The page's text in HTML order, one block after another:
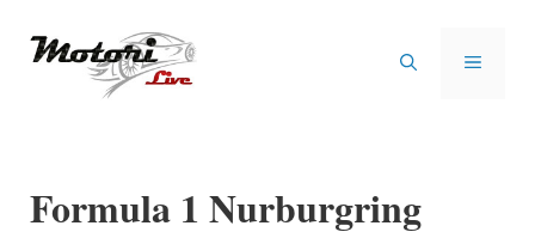
MENU
Formula 1 Nurburgring